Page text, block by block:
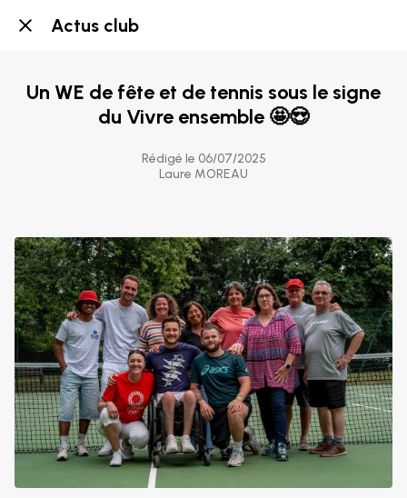
Actus club
Un WE de fête et de tennis sous le signe
du Vivre ensemble 🤩😍
Rédigé le 06/07/2025
Laure MOREAU